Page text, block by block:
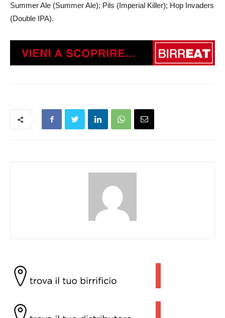
Summer Ale (Summer Ale); Pils (Imperial Killer); Hop Invaders
(Double IPA).